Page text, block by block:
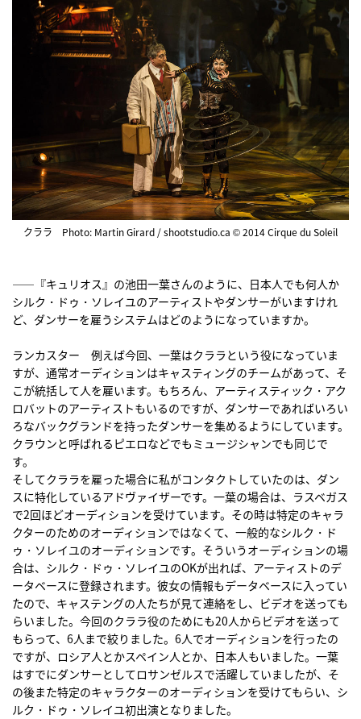
クララ Photo: Martin Girard / shootstudio.ca © 2014 Cirque du Soleil
――『キュリオス』の池田一葉さんのように、日本人でも何人か
シルク・ドゥ・ソレイユのアーティストやダンサーがいますけれ
ど、ダンサーを雇うシステムはどのようになっていますか。
ランカスター 例えば今回、一葉はクララという役になっていま
すが、通常オーディションはキャスティングのチームがあって、そ
こが統括して人を雇います。もちろん、アーティスティック・アク
ロバットのアーティストもいるのですが、ダンサーであればいろい
ろなバックグランドを持ったダンサーを集めるようにしています。
クラウンと呼ばれるピエロなどでもミュージシャンでも同じで
す。
そしてクララを雇った場合に私がコンタクトしていたのは、ダン
スに特化しているアドヴァイザーです。一葉の場合は、ラスベガス
で2回ほどオーディションを受けています。その時は特定のキャラ
クターのためのオーディションではなくて、一般的なシルク・ド
ゥ・ソレイユのオーディションです。そういうオーディションの場
合は、シルク・ドゥ・ソレイユのOKが出れば、アーティストのデ
ータベースに登録されます。彼女の情報もデータベースに入ってい
たので、キャステングの人たちが見て連絡をし、ビデオを送っても
らいました。今回のクララ役のためにも20人からビデオを送って
もらって、6人まで絞りました。6人でオーディションを行ったの
ですが、ロシア人とかスペイン人とか、日本人もいました。一葉
はすでにダンサーとしてロサンゼルスで活躍していましたが、そ
の後また特定のキャラクターのオーディションを受けてもらい、シ
ルク・ドゥ・ソレイユ初出演となりました。